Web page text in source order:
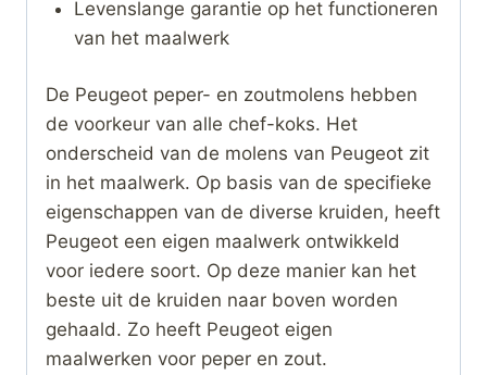
Levenslange garantie op het functioneren
van het maalwerk
De Peugeot peper- en zoutmolens hebben
de voorkeur van alle chef-koks. Het
onderscheid van de molens van Peugeot zit
in het maalwerk. Op basis van de specifieke
eigenschappen van de diverse kruiden, heeft
Peugeot een eigen maalwerk ontwikkeld
voor iedere soort. Op deze manier kan het
beste uit de kruiden naar boven worden
gehaald. Zo heeft Peugeot eigen
maalwerken voor peper en zout.